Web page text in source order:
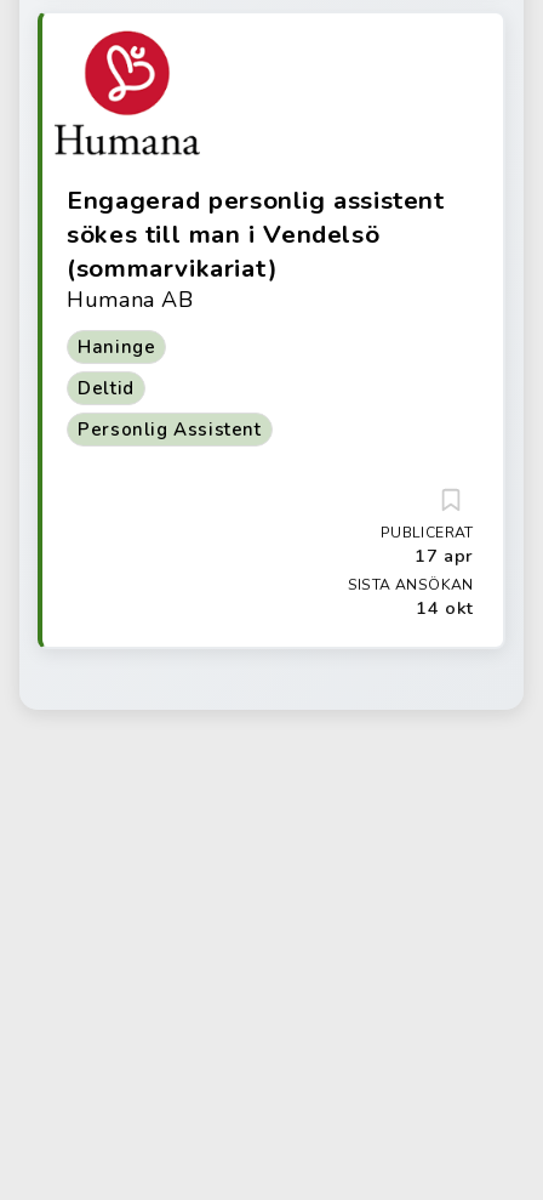
Engagerad personlig assistent
sökes till man i Vendelsö
(sommarvikariat)
Humana AB
Haninge
Deltid
Personlig Assistent
PUBLICERAT
17 apr
SISTA ANSÖKAN
14 okt